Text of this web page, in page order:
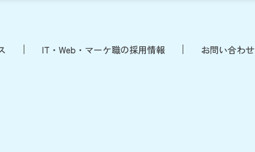
IT・Web・マーケ職の採用情報 お問い合わせ